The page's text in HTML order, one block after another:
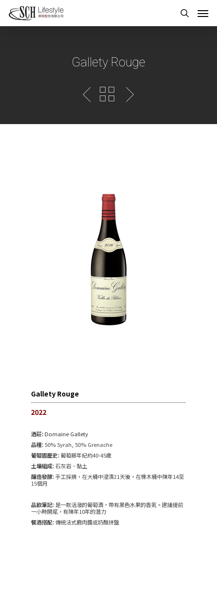
Gallety Rouge
Gallety Rouge
2022
酒莊:Domaine Gallety
品種: 50% Syrah, 50% Grenache
葡萄園歷史:葡萄藤年紀約40-45歲
土壤組成:石灰岩、黏土
釀造發酵:手工採摘，在大桶中浸漬21天後，在橡木桶中陳年14至
15個月
品飲筆記: 是一款活潑的葡萄酒，帶有黑色水果的香氣。建議提前
一小時開瓶，有陳年10年的潛力
餐酒搭配:傳統法式鹿肉醬或奶酪拼盤